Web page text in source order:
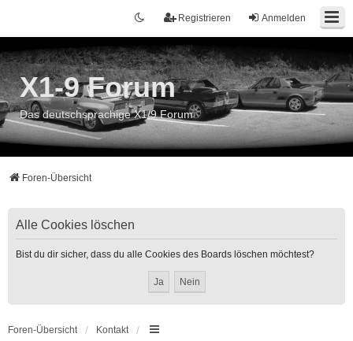
Anmelden
Registrieren
X1-9 Forum
Das deutschsprachige X1/9 Forum
Foren-Übersicht
Alle Cookies löschen
Bist du dir sicher, dass du alle Cookies des Boards löschen möchtest?
Foren-Übersicht Kontakt